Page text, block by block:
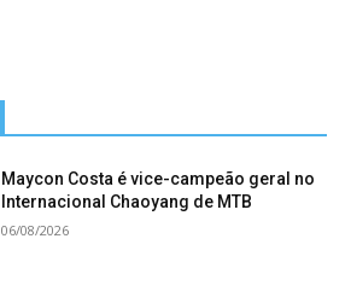
Maycon Costa é vice-campeão geral no
Internacional Chaoyang de MTB
06/08/2026